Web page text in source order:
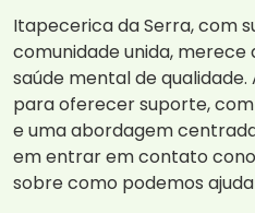
Itapecerica da Serra, com
comunidade unida, merece
saúde mental de qualidade.
para oferecer suporte,
e uma abordagem
em entrar em contato
sobre como podemos